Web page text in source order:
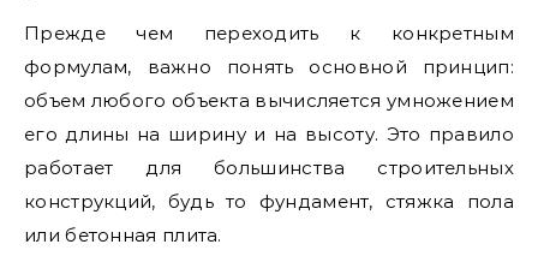
Прежде чем переходить к конкретным
формулам, важно понять основной принцип:
объем любого объекта вычисляется умножением
его длины на ширину и на высоту. Это правило
работает для большинства строительных
конструкций, будь то фундамент, стяжка пола
или бетонная плита.